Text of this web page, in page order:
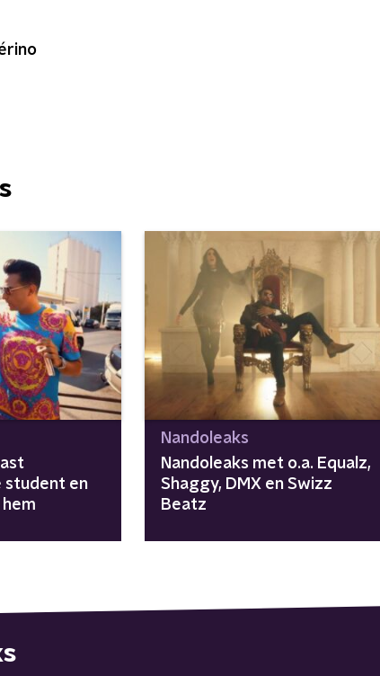
student en
Nandoleaks
Nandoleaks met o.a. Equalz,
Shaggy, DMX en Swizz
Beatz